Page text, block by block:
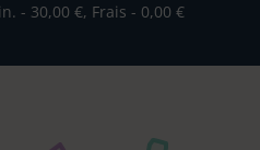
- 30,00 €, Frais - 0,00 €